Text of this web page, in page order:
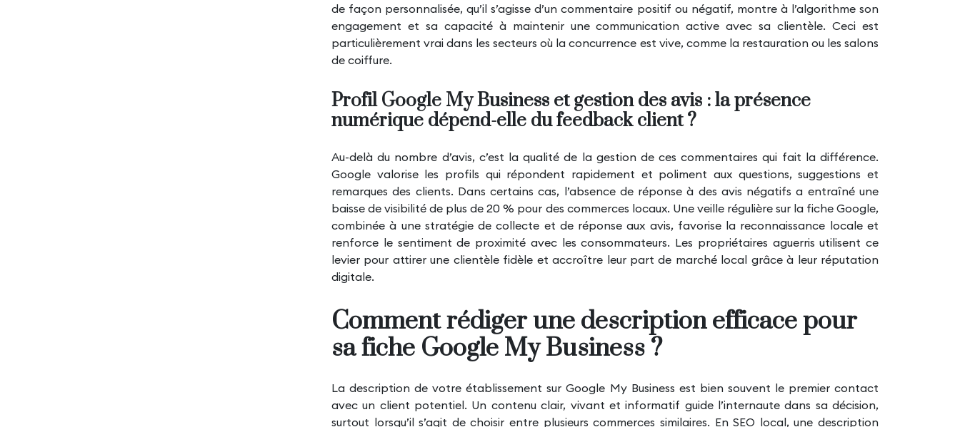
de façon personnalisée, qu’il s’agisse d’un commentaire positif ou négatif, montre à l’algorithme son
engagement et sa capacité à maintenir une communication active avec sa clientèle. Ceci est
particulièrement vrai dans les secteurs où la concurrence est vive, comme la restauration ou les salons
de coiffure.
Profil Google My Business et gestion des avis : la présence
numérique dépend-elle du feedback client ?
Au-delà du nombre d’avis, c’est la qualité de la gestion de ces commentaires qui fait la différence.
Google valorise les profils qui répondent rapidement et poliment aux questions, suggestions et
remarques des clients. Dans certains cas, l’absence de réponse à des avis négatifs a entraîné une
baisse de visibilité de plus de 20 % pour des commerces locaux. Une veille régulière sur la fiche Google,
combinée à une stratégie de collecte et de réponse aux avis, favorise la reconnaissance locale et
renforce le sentiment de proximité avec les consommateurs. Les propriétaires aguerris utilisent ce
levier pour attirer une clientèle fidèle et accroître leur part de marché local grâce à leur réputation
digitale.
Comment rédiger une description efficace pour
sa fiche Google My Business ?
La description de votre établissement sur Google My Business est bien souvent le premier contact
avec un client potentiel. Un contenu clair, vivant et informatif guide l’internaute dans sa décision,
surtout lorsqu’il s’agit de choisir entre plusieurs commerces similaires. EnSEO local, une description